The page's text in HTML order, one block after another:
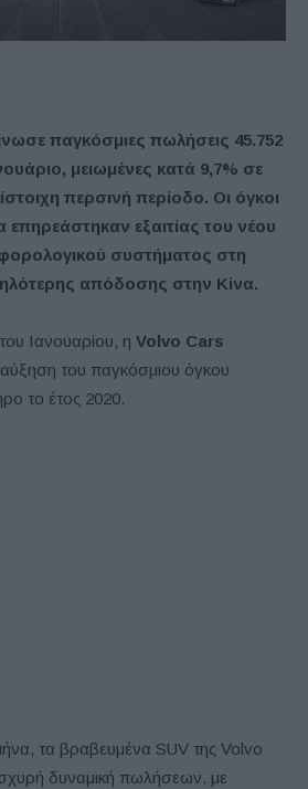
παγκόσμιες πωλήσεις 45.752
μειωμένες κατά 9,7% σε
περσινή περίοδο. Οι όγκοι
εξαιτίας του νέου
συστήματος στη
απόδοσης στην Κίνα.
Ιανουαρίου, η Volvo Cars
αύξηση του παγκόσμιου όγκου
το έτος 2020.
τα βραβευμένα SUV της Volvo
δυναμική πωλήσεων, με